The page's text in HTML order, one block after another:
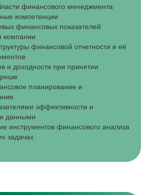
финансового менеджмента
компетенции
финансовых показателей
компании
финансовой отчетности и её
и доходности при принятии
планирование и
эффективности и
данными
инструментов финансового анализа
задачах